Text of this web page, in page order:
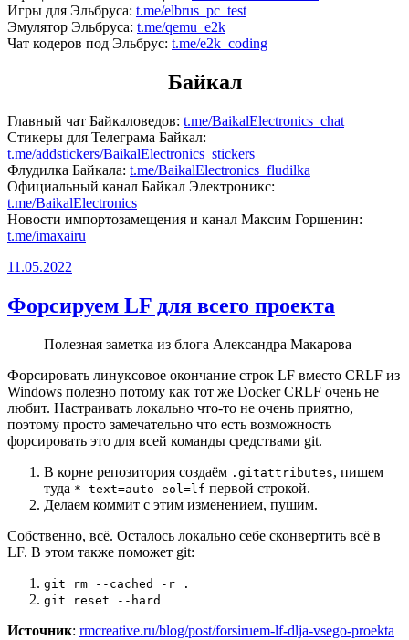
Игры для Эльбруса: t.me/elbrus_pc_test
Эмулятор Эльбруса: t.me/qemu_e2k
Чат кодеров под Эльбрус: t.me/e2k_coding
Байкал
Главный чат Байкаловедов: t.me/BaikalElectronics_chat
Стикеры для Телеграма Байкал:
t.me/addstickers/BaikalElectronics_stickers
Флудилка Байкала: t.me/BaikalElectronics_fludilka
Официальный канал Байкал Электроникс:
t.me/BaikalElectronics
Новости импортозамещения и канал Максим Горшенин:
t.me/imaxairu
11.05.2022
Форсируем LF для всего проекта
Полезная заметка из блога Александра Макарова
Форсировать линуксовое окончание строк LF вместо CRLF из
Windows полезно потому как тот же Docker CRLF очень не
любит. Настраивать локально что-то не очень приятно,
поэтому просто замечательно что есть возможность
форсировать это для всей команды средствами git.
В корне репозитория создаём .gitattributes, пишем
туда * text=auto eol=lf первой строкой.
Делаем коммит с этим изменением, пушим.
Собственно, всё. Осталось локально себе сконвертить всё в
LF. В этом также поможет git:
git rm --cached -r .
git reset --hard
Источник: rmcreative.ru/blog/post/forsiruem-lf-dlja-vsego-proekta